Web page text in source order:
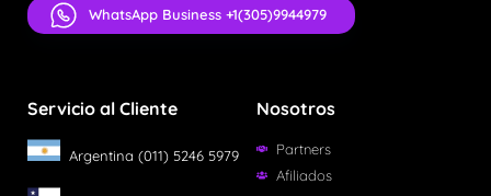
WhatsApp Business +1(305)9944979
Servicio al Cliente
Argentina (011) 5246 5979
Nosotros
Partners
Afiliados